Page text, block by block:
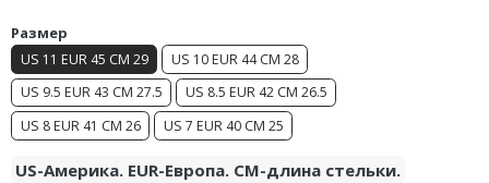
Размер
US 11 EUR 45 CM 29
US 10 EUR 44 CM 28
US 9.5 EUR 43 CM 27.5
US 8.5 EUR 42 CM 26.5
US 8 EUR 41 CM 26
US 7 EUR 40 CM 25
US-Америка. EUR-Европа. CM-длина стельки.
Air Jordan 10
Air Jordan 11
Air Jordan 12